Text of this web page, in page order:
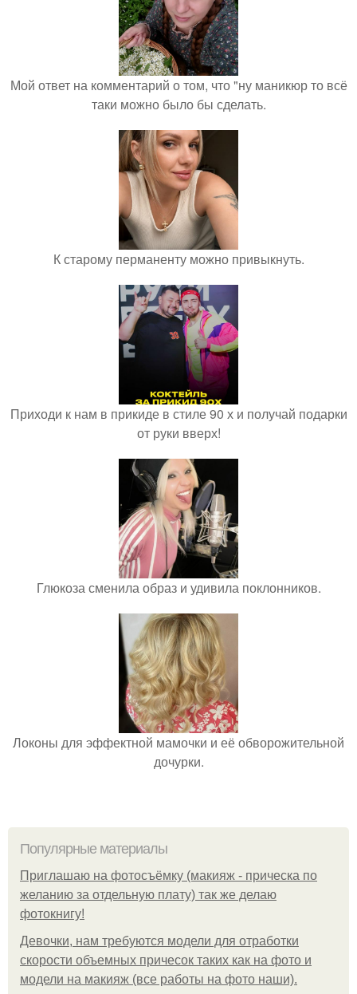
Мой ответ на комментарий о том, что "ну маникюр то всё
таки можно было бы сделать.
К старому перманенту можно привыкнуть.
Приходи к нам в прикиде в стиле 90 х и получай подарки
от руки вверх!
Глюкоза сменила образ и удивила поклонников.
Локоны для эффектной мамочки и её обворожительной
дочурки.
Популярные материалы
Приглашаю на фотосъёмку (макияж - прическа по
желанию за отдельную плату) так же делаю
фотокнигу!
Девочки, нам требуются модели для отработки
скорости объемных причесок таких как на фото и
модели на макияж (все работы на фото наши).